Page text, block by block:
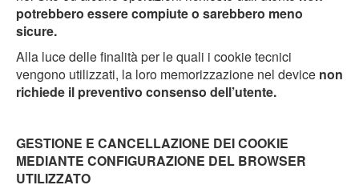
potrebbero essere compiute o sarebbero meno
sicure.
Alla luce delle finalità per le quali i cookie tecnici
vengono utilizzati, la loro memorizzazione nel device non
richiede il preventivo consenso dell’utente.
GESTIONE E CANCELLAZIONE DEI COOKIE
MEDIANTE CONFIGURAZIONE DEL BROWSER
UTILIZZATO